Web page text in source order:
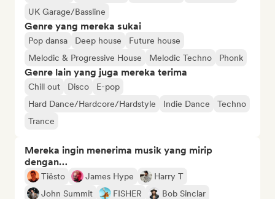
UK Garage/Bassline
Genre yang mereka sukai
Pop dansa Deep house
Future house
Melodic & Progressive House
Melodic Techno Phonk
Genre lain yang juga mereka terima
Chill out Disco
E-pop
Hard Dance/Hardcore/Hardstyle
Indie Dance
Techno
Trance
Mereka ingin menerima musik yang mirip
dengan…
Tiësto James Hype
Harry T
John Summit
FISHER
Bob Sinclar